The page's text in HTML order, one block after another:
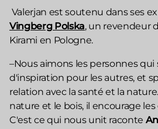
Valerjan est soutenu dans ses
Vingberg Polska, un revendeur
Kirami en Pologne.
–Nous aimons les personnes qui
d'inspiration pour les autres, et
relation avec la santé et la
nature et le bois, il encourage
C'est ce qui nous unit raconte